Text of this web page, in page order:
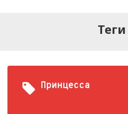
Теги
Принцесса